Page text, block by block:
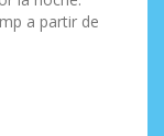
a partir de